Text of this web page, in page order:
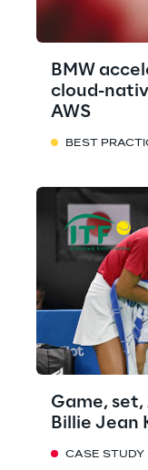
BMW
cloud-
AWS
BEST
Game,
Billie Jean
CASE STUDY